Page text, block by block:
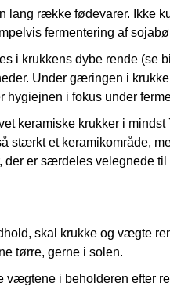
række fødevarer. Ikke
fermentering af
i krukkens dybe rende (se
Under gæringen i
i fokus under
keramiske krukker i
stærkt et keramikområde,
er særdeles velegnede
skal krukke og vægte
tørre, gerne i solen.
i beholderen efter